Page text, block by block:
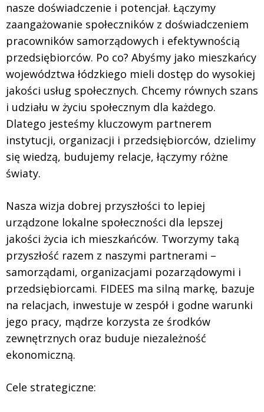
nasze doświadczenie i potencjał. Łączymy
zaangażowanie społeczników z doświadczeniem
pracowników samorządowych i efektywnością
przedsiębiorców. Po co? Abyśmy jako mieszkańcy
województwa łódzkiego mieli dostęp do wysokiej
jakości usług społecznych. Chcemy równych szans
i udziału w życiu społecznym dla każdego.
Dlatego jesteśmy kluczowym partnerem
instytucji, organizacji i przedsiębiorców, dzielimy
się wiedzą, budujemy relacje, łączymy różne
światy.
Nasza wizja dobrej przyszłości to lepiej
urządzone lokalne społeczności dla lepszej
jakości życia ich mieszkańców. Tworzymy taką
przyszłość razem z naszymi partnerami –
samorządami, organizacjami pozarządowymi i
przedsiębiorcami. FIDEES ma silną markę, bazuje
na relacjach, inwestuje w zespół i godne warunki
jego pracy, mądrze korzysta ze środków
zewnętrznych oraz buduje niezależność
ekonomiczną.
Cele strategiczne: